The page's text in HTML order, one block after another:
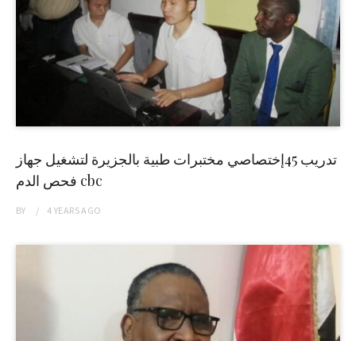
تدريب 45إختصاصي مختبرات طبية بالجزيرة لتشغيل جهاز
فحص الدم cbc
BY 4 YEARSAGO